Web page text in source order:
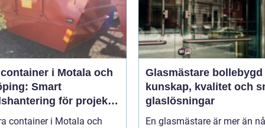
i Motala och
Smart
för projekt i
container i Motala och
Glasmästare bollebygd
kunskap, kvalitet och
glaslösningar
En glasmästare är mer än